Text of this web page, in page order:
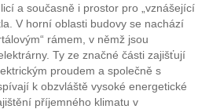
a současně i prostor pro „vznášející
V horní oblasti budovy se nachází
rámem, v němž jsou
Ty ze značné části zajišťují
proudem a společně s
k obzvláště vysoké energetické
příjemného klimatu v